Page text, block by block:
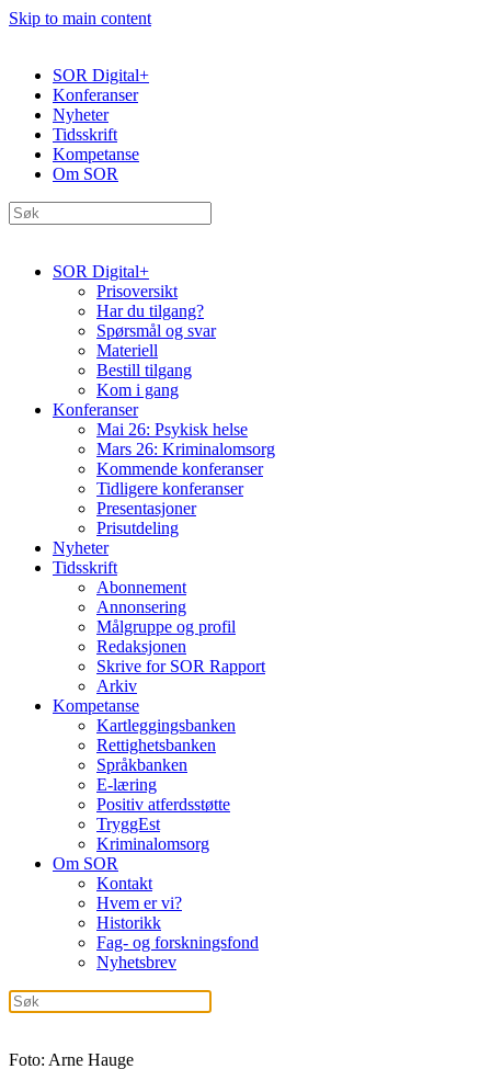
Skip to main content
SOR Digital+
Konferanser
Nyheter
Tidsskrift
Kompetanse
Om SOR
SOR Digital+
Prisoversikt
Har du tilgang?
Spørsmål og svar
Materiell
Bestill tilgang
Kom i gang
Konferanser
Mai 26: Psykisk helse
Mars 26: Kriminal­omsorg
Kommende konferanser
Tidligere konferanser
Presentasjoner
Prisutdeling
Nyheter
Tidsskrift
Abonnement
Annonsering
Målgruppe og profil
Redaksjonen
Skrive for SOR Rapport
Arkiv
Kompetanse
Kartleggingsbanken
Rettighetsbanken
Språkbanken
E-læring
Positiv atferdsstøtte
TryggEst
Kriminalomsorg
Om SOR
Kontakt
Hvem er vi?
Historikk
Fag- og forskningsfond
Nyhetsbrev
Foto: Arne Hauge